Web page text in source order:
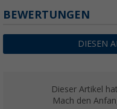
BEWERTUNGEN
DIESEN
Dieser Artikel
Mach den